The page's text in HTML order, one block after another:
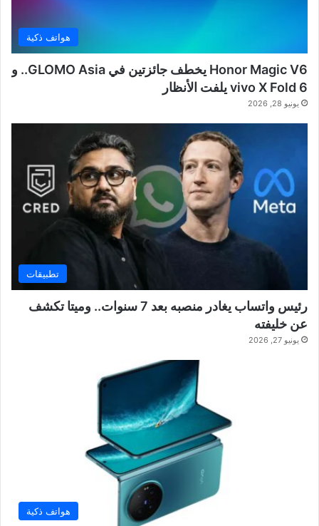
هواتف ذكية
Honor Magic V6 يخطف جائزتين في GLOMO Asia.. و
vivo X Fold 6 يلفت الأنظار
يونيو 28, 2026
تطبيقات
رئيس واتساب يغادر منصبه بعد 7 سنوات.. وميتا تكشف
عن خليفته
يونيو 27, 2026
هواتف ذكية